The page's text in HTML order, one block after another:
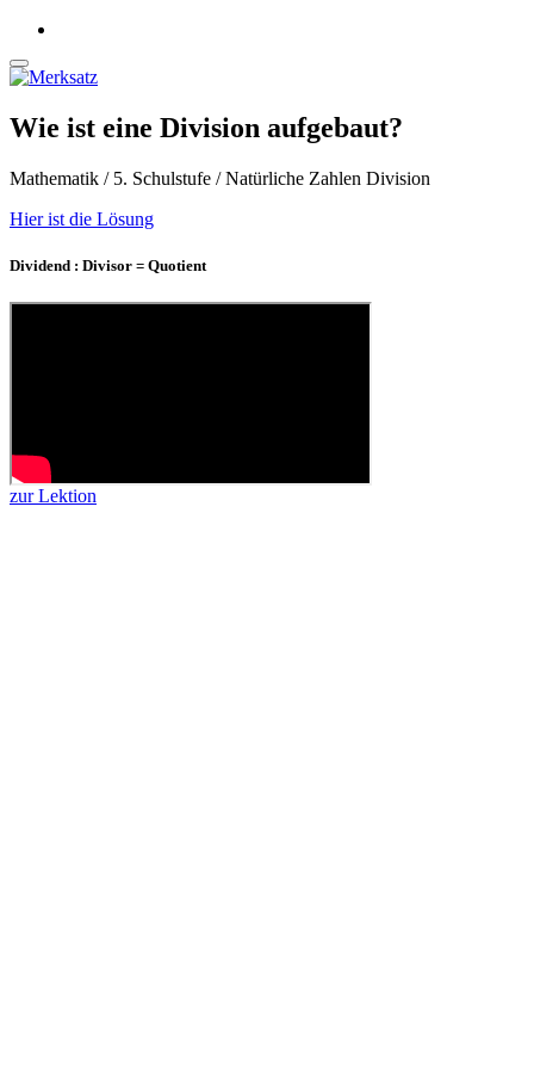
Wie ist eine Division aufgebaut?
Mathematik / 5. Schulstufe / Natürliche Zahlen Division
Hier ist die Lösung
Dividend : Divisor = Quotient
zur Lektion